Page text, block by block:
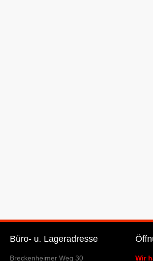
Büro- u. Lageradresse
Breckenheimer Weg 30 Wir